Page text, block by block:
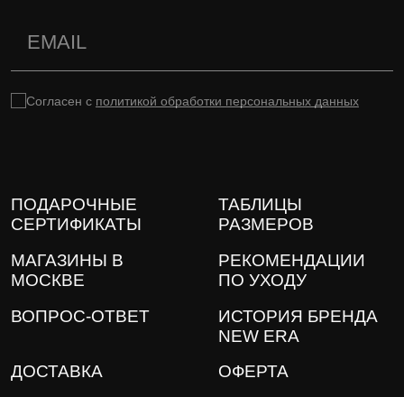
Согласен с политикой обработки персональных данных
ПОДАРОЧНЫЕ
СЕРТИФИКАТЫ
ТАБЛИЦЫ
РАЗМЕРОВ
МАГАЗИНЫ В
МОСКВЕ
РЕКОМЕНДАЦИИ
ПО УХОДУ
ВОПРОС-ОТВЕТ
ИСТОРИЯ БРЕНДА
NEW ERA
ДОСТАВКА
ОФЕРТА